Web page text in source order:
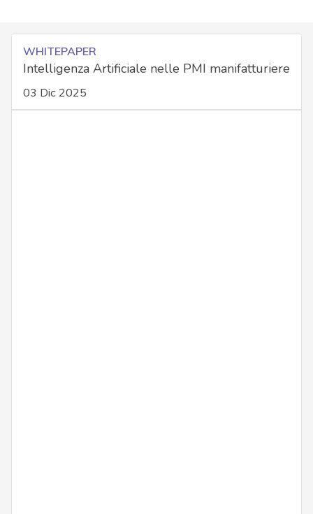
WHITEPAPER
Intelligenza Artificiale nelle PMI manifatturiere
03 Dic 2025